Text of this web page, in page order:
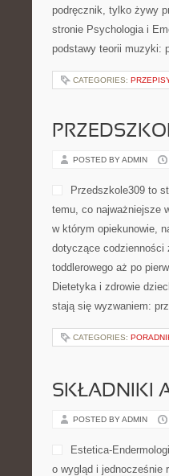
podręcznik, tylko żywy
stronie Psychologia i
podstawy teorii muzyki:
CATEGORIES:
POSTED BY ADMIN
Przedszkole309 to
temu, co najważniejsze
w którym opiekunowie,
dotyczące codzienności
toddlerowego aż po
Dietetyka i zdrowie
stają się wyzwaniem:
CATEGORIES:
SKŁADNIKI
POSTED BY ADMIN
Estetica-
o wygląd i jednocześnie